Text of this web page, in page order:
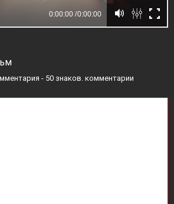
- 50 знаков. комментарии